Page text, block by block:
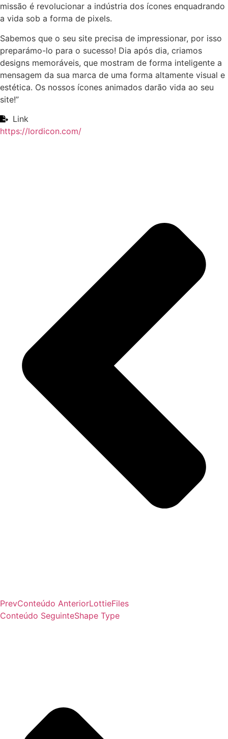
missão é revolucionar a indústria dos ícones enquadrando
a vida sob a forma de pixels.
Sabemos que o seu site precisa de impressionar, por isso
preparámo-lo para o sucesso! Dia após dia, criamos
designs memoráveis, que mostram de forma inteligente a
mensagem da sua marca de uma forma altamente visual e
estética. Os nossos ícones animados darão vida ao seu
site!”
Link
https://lordicon.com/
PrevConteúdo AnteriorLottieFiles
Conteúdo SeguinteShape Type